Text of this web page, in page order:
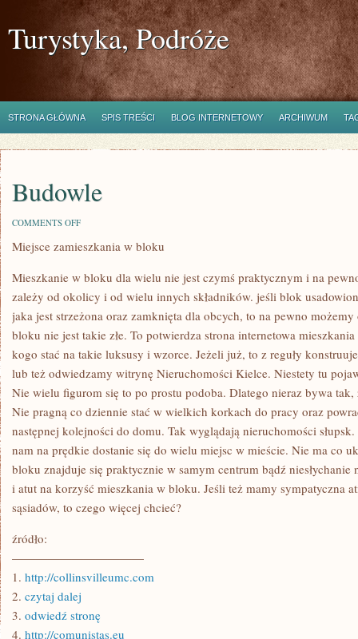
Turystyka, Podróże
STRONA GŁÓWNA SPIS TREŚCI BLOG INTERNETOWY ARCHIWUM
Budowle
COMMENTS OFFON
Miejsce zamieszkania w bloku
Mieszkanie w bloku dla wielu nie jest czymś praktycznym i na
zależy od okolicy i od wielu innych składników. jeśli blok
jaka jest strzeżona oraz zamknięta dla obcych, to na pewno
bloku nie jest takie złe. To potwierdza strona internetowa mieszkania
kogo stać na takie luksusy i wzorce. Jeżeli już, to z reguły
lub też odwiedzamy witrynę Nieruchomości Kielce. Niestety tu
Nie wielu figurom się to po prostu podoba. Dlatego nieraz bywa
Nie pragną co dziennie stać w wielkich korkach do pracy oraz
następnej kolejności do domu. Tak wyglądają nieruchomości
nam na prędkie dostanie się do wielu miejsc w mieście. Nie ma co
bloku znajduje się praktycznie w samym centrum bądź niesłychanie
i atut na korzyść mieszkania w bloku. Jeśli też mamy sympatyczna
sąsiadów, to czego więcej chcieć?
źródło:
———————————
1. http://collinsvilleumc.com
2. czytaj dalej
3. odwiedź stronę
4. http://comunistas.eu